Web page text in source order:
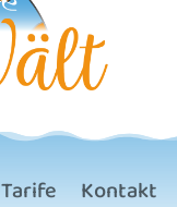
Tarife Kontakt